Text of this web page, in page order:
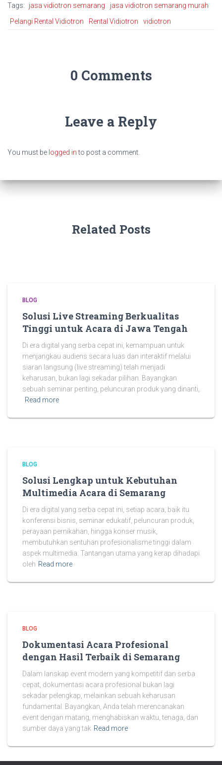
Tags: jasa vidiotron semarang
jasa vidiotron semarang murah
Pelangi Rental Vidiotron
Rental Vidiotron vidiotron
0 Comments
Leave a Reply
You must be logged into post a comment.
Related Posts
BLOG
Solusi Live Streaming Berkualitas
Tinggi untuk Acara di Jawa Tengah
Di era digital yang serba cepat ini, kemampuan untuk
menjangkau audiens secara luas dan interaktif melalui
siaran langsung (live streaming) telah menjadi
keharusan, bukan lagi sekadar pilihan. Bayangkan
sebuah seminar penting, peluncuran produk yang dinanti,
Read more
BLOG
Solusi Lengkap untuk Kebutuhan
Multimedia Acara di Semarang
Di era digital yang serba cepat ini, setiap acara, baik itu
konferensi bisnis, seminar edukatif, peluncuran produk,
perayaan pernikahan, hingga konser musik,
membutuhkan sentuhan profesionalisme tinggi dalam
aspek multimedia. Tantangan utama yang kerap dihadapi
oleh Read more
BLOG
Dokumentasi Acara Profesional
dengan Hasil Terbaik di Semarang
Dalam lanskap event modern yang kompetitif dan serba
cepat, dokumentasi acara profesional bukan lagi
sekadar pelengkap, melainkan sebuah keharusan
fundamental. Bayangkan, Anda telah merencanakan
event dengan matang, menghabiskan waktu, tenaga, dan
sumber daya yang tak Read more